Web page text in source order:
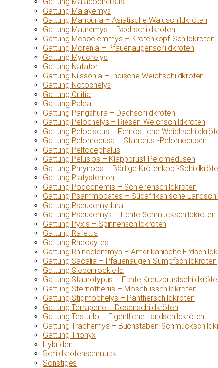
Gattung Malayemys
Gattung Manouria – Asiatische Waldschildkröten
Gattung Mauremys – Bachschildkröten
Gattung Mesoclemmys – Krötenkopf-Schildkröten
Gattung Morenia – Pfauenaugenschildkröten
Gattung Myuchelys
Gattung Natator
Gattung Nilssonia – Indische Weichschildkröten
Gattung Notochelys
Gattung Orlitia
Gattung Palea
Gattung Pangshura – Dachschildkröten
Gattung Pelochelys – Riesen-Weichschildkröten
Gattung Pelodiscus – Fernöstliche
Gattung Pelomedusa – Starrbrust-Pelomedusen
Gattung Peltocephalus
Gattung Pelusios – Klappbrust-Pelomedusen
Gattung Phrynops – Bärtige Krötenkopf-
Gattung Platysternon
Gattung Podocnemis – Schienenschildkröten
Gattung Psammobates – Südafrikanische
Gattung Pseudemydura
Gattung Pseudemys – Echte Schmuckschildkröten
Gattung Pyxis – Spinnenschildkröten
Gattung Rafetus
Gattung Rheodytes
Gattung Rhinoclemmys – Amerikanische
Gattung Sacalia – Pfauenaugen-Sumpfschildkröten
Gattung Siebenrockiella
Gattung Staurotypus – Echte
Gattung Sternotherus – Moschusschildkröten
Gattung Stigmochelys – Pantherschildkröten
Gattung Terrapene – Dosenschildkröten
Gattung Testudo – Eigentliche Landschildkröten
Gattung Trachemys – Buchstaben-
Gattung Trionyx
Hybriden
Schildkrötenschmuck
Sonstiges